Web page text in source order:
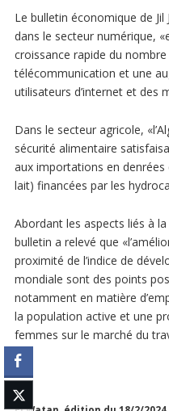
Le bulletin économique de Jil
dans le secteur numérique,
croissance rapide du nombre
télécommunication et une
utilisateurs d’internet et des
Dans le secteur agricole,
sécurité alimentaire
aux importations en denrées
lait) financées par les
Abordant les aspects liés à
bulletin a relevé que
proximité de l’indice de
mondiale sont des points
notamment en matière
la population active et une
femmes sur le marché du